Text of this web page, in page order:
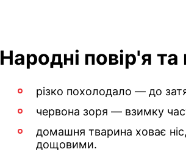
Народні повір'я
різко похолодало — до
червона зоря — взимку
домашня тварина ховає
дощовими.